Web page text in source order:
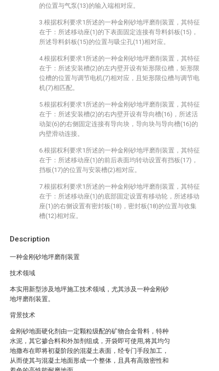
Description
一种金刚砂地坪磨削装置
技术领域
本实用新型涉及地坪施工技术领域，尤其涉及一种金刚砂
地坪磨削装置。
背景技术
金刚砂地面硬化剂由一定颗粒级配的矿物合金骨料，特种
水泥，其它掺合料和外加剂组成，开袋即可使用,将其均匀
地撒布在即将初凝阶段的混凝土表面，经专门手段加工，
从而使其与混凝土地面形成一个整体，且具有高致密性和
的位置与气泵(13)的输入端相对应。
3.根据权利要求1所述的一种金刚砂地坪磨削装置，其特征
在于：所述移动座(1)的下表面固定连接有导料斜板(15)，
所述导料斜板(15)的位置与吸尘孔(11)相对应。
4.根据权利要求1所述的一种金刚砂地坪磨削装置，其特征
在于：所述安装槽(2)的左内壁开设有矩形限位槽，矩形限
位槽的位置与调节电机(7)相对应，且矩形限位槽与调节电
机(7)相匹配。
5.根据权利要求1所述的一种金刚砂地坪磨削装置，其特征
在于：所述安装槽(2)的右内壁开设有导向槽(16)，所述活
动架(6)的右侧固定连接有导向块，导向块与导向槽(16)的
内壁滑动连接。
6.根据权利要求1所述的一种金刚砂地坪磨削装置，其特征
在于：所述移动座(1)的前后表面均转动设置有挡板(17)，
挡板(17)的位置与安装槽(2)相对应。
7.根据权利要求1所述的一种金刚砂地坪磨削装置，其特征
在于：所述移动座(1)的底部固定设置有移动轮，所述移动
座(1)的右侧设置有密封板(18)，密封板(18)的位置与收集
槽(12)相对应。